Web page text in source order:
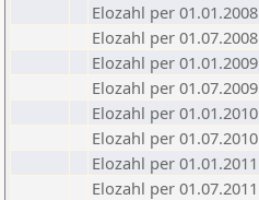
Elozahl per 01.01.2008
Elozahl per 01.07.2008
Elozahl per 01.01.2009
Elozahl per 01.07.2009
Elozahl per 01.01.2010
Elozahl per 01.07.2010
Elozahl per 01.01.2011
Elozahl per 01.07.2011